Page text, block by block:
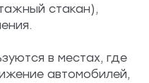
стакан),
в местах, где
автомобилей,